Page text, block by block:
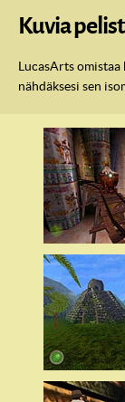
Kuvia
LucasArts
nähdäksesi sen